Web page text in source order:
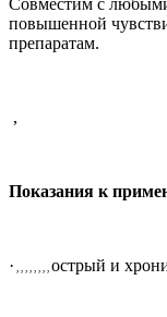
повышенной
препаратам.
,
Показания к
· острый и